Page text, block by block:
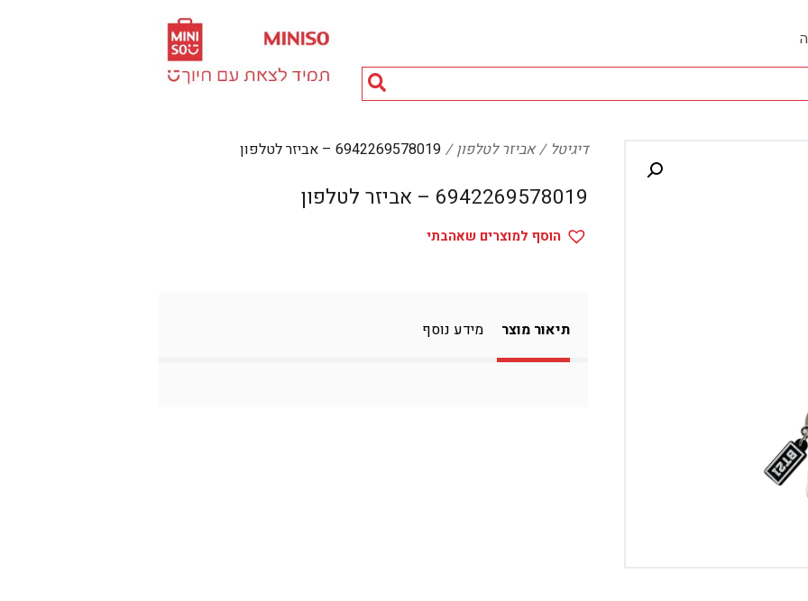
חיפוש
מוצרים...
דיגיטל אביזר לטלפון 6942269578019 – אביזר לטלפון
6942269578019 – אביזר לטלפון
הוסף למוצרים שאהבתי
תיאור מוצר מידע נוסף